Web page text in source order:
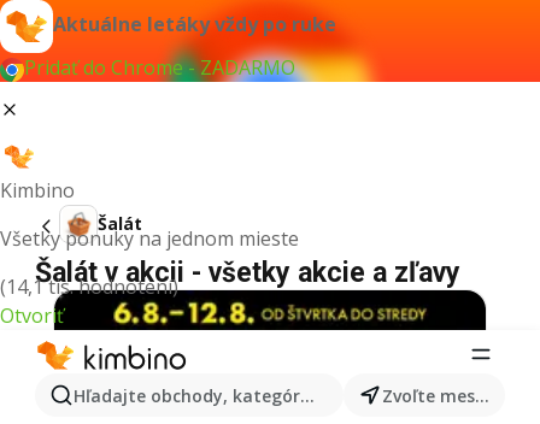
Aktuálne letáky vždy po ruke
Pridať do Chrome - ZADARMO
Kimbino
Všetky ponuky na jednom mieste
(14,1 tis. hodnotení)
Otvoriť
Hľadajte obchody, kategórie, produkty... Zvoľte mesto
Šalát
Šalát v akcii - všetky akcie a zľavy